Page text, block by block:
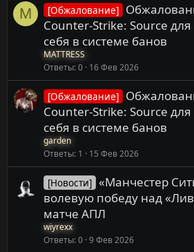
M [Обжалование]
Counter-Strike: Source
себя в системе банов
MATTRESS
Ответы 0 16 Фев 2026
[Обжалование]
Counter-Strike: Source
себя в системе банов
garden
Ответы 1 15 Фев 2026
[Новости] «Манчестер
волевую победу над
матче АПЛ
wiyrexx
Ответы 0 9 Фев 2026